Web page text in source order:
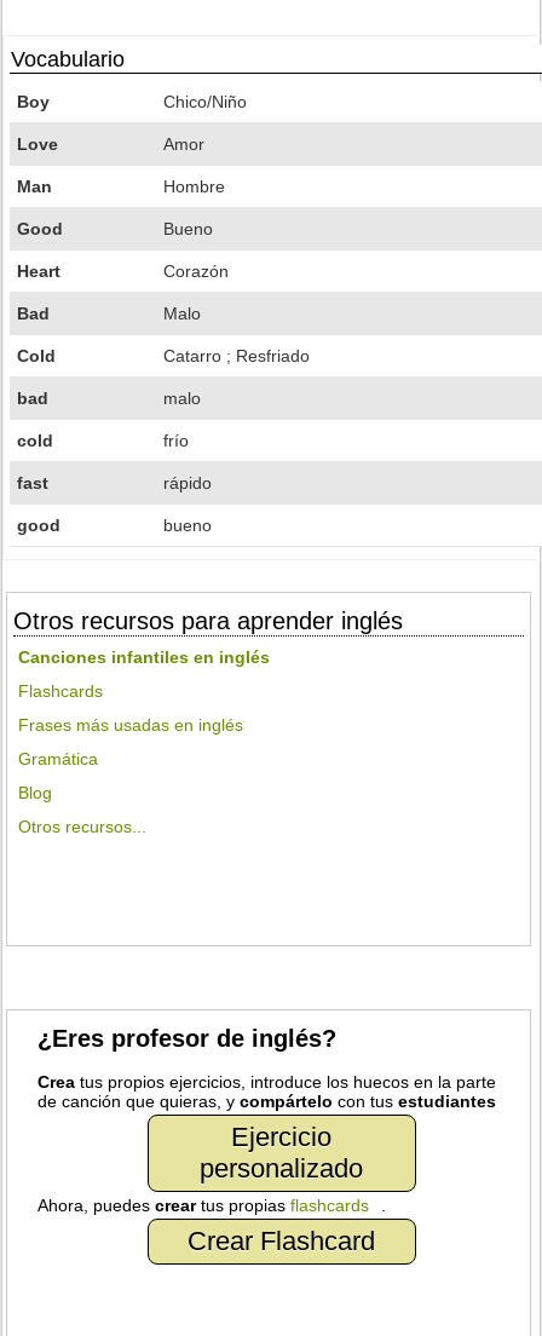
Vocabulario
Boy Chico/Niño
Love Amor
Man Hombre
Good Bueno
Heart Corazón
Bad Malo
Cold Catarro ; Resfriado
bad malo
cold frío
fast rápido
good bueno
Otros recursos para aprender inglés
Canciones infantiles en inglés
Flashcards
Frases más usadas en inglés
Gramática
Blog
Otros recursos...
¿Eres profesor de inglés?
Crea tus propios ejercicios, introduce los huecos en la parte
de canción que quieras, ycompártelo con tusestudiantes
Ejercicio
personalizado
Ahora, puedescreartus propiasflashcards
Crear Flashcard